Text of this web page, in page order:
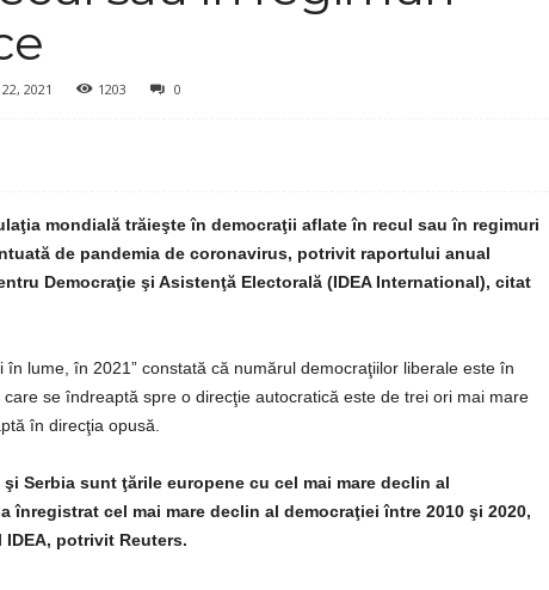
w
2021 1203 0
mondială trăieşte în democraţii aflate în recul sau în regimuri
de pandemia de coronavirus, potrivit raportului anual
Democraţie şi Asistenţă Electorală (IDEA International), citat
în lume, în 2021” constată că numărul democraţiilor liberale este în
se îndreaptă spre o direcţie autocratică este de trei ori mai mare
în direcţia opusă.
Serbia sunt ţările europene cu cel mai mare declin al
înregistrat cel mai mare declin al democraţiei între 2010 şi 2020,
potrivit Reuters.